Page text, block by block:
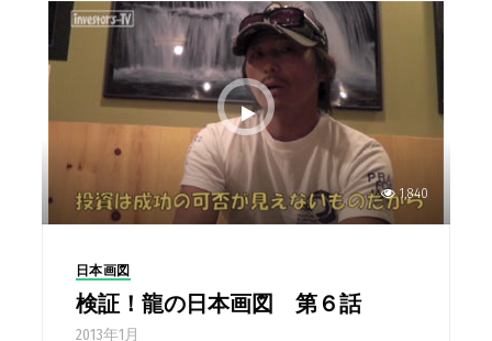
1,840
日本画図
検証！龍の日本画図 第６話
2013年1月